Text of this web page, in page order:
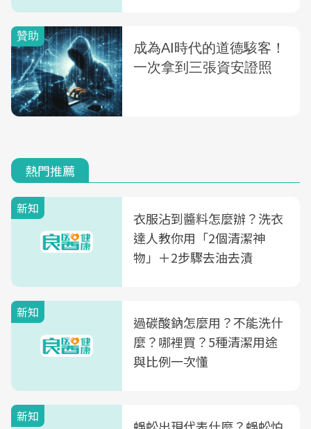
熱門推薦
新知
衣服沾到醬料怎麼辦？洗衣
達人教你用「2個清潔神
物」＋2步驟去油去漬
新知
過碳酸鈉怎麼用？不能洗什
麼？哪裡買？5種清潔用途
與比例一次懂
新知